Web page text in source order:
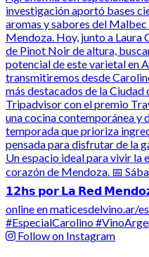
Follow on Instagram